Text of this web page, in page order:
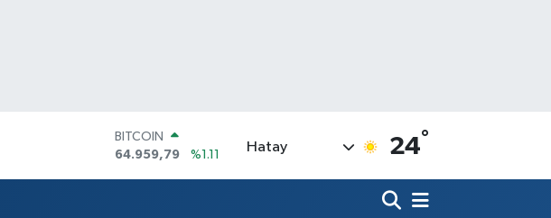
DOLAR
47,7436
%0.18
Hatay 24°